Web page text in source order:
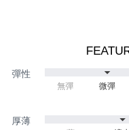
無彈 微彈